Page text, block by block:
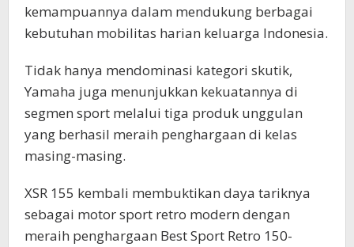
kemampuannya dalam mendukung berbagai
kebutuhan mobilitas harian keluarga Indonesia.
Tidak hanya mendominasi kategori skutik,
Yamaha juga menunjukkan kekuatannya di
segmen sport melalui tiga produk unggulan
yang berhasil meraih penghargaan di kelas
masing-masing.
XSR 155 kembali membuktikan daya tariknya
sebagai motor sport retro modern dengan
meraih penghargaan Best Sport Retro 150-